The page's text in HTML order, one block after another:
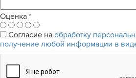
Оценка *
Согласие на обработку
получение любой информации в